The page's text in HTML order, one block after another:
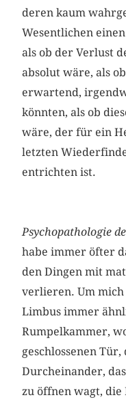
deren kaum
Wesentlichen
als ob der Verlust
absolut wäre, als
erwartend,
könnten, als ob
wäre, der für ein
letzten
entrichten ist.
Psychopathologie
habe immer öfter
den Dingen mit
verlieren. Um
Limbus immer
Rumpelkammer,
geschlossenen
Durcheinander,
zu öffnen wagt, die